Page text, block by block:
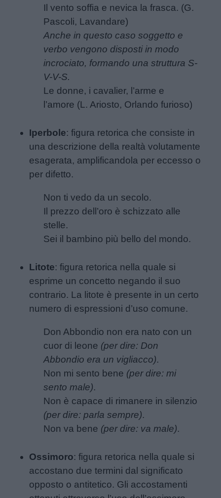
colorare
bambini
Filastrocche
Giochi
Lavoretti
Nomi
femminili
aforismi
Buonanotte
Barzellette
Educazione
Il vento soffia e nevica la frasca. (G.
Pascoli, Lavandare)
Anche in questo caso soggetto e
verbo vengono disposti in modo
incrociato, formando una struttura S-
V-V-S.
Le donne, i cavalier, l’arme e
l’amore (L. Ariosto, Orlando furioso)
Iperbole: figura retorica che consiste in
una descrizione della realtà volutamente
esagerata, amplificandola per eccesso o
per difetto.
Non ti vedo da un secolo.
Il prezzo dell’oro è schizzato alle
stelle.
Sei il bambino più bello del mondo.
Litote: figura retorica nella quale si
esprime un concetto negando il suo
contrario. La litote è presente in un certo
numero di espressioni d’uso comune.
Don Abbondio non era nato con un
cuor di leone (per dire: Don
Abbondio era un vigliacco).
Non mi sento bene (per dire: mi
sento male).
Non è capace di rimanere in silenzio
(per dire: parla sempre).
Non va bene (per dire: va male).
Ossimoro: figura retorica nella quale si
accostano due termini dal significato
opposto o antitetico. Gli accostamenti